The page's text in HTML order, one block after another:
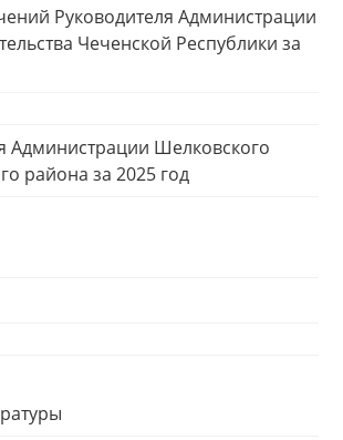
Руководителя Администрации
Чеченской Республики за
Администрации Шелковского
района за 2025 год